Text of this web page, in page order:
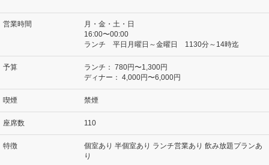
営業時間
月・金・土・日
16:00〜00:00
ランチ 平日月曜日～金曜日 1130分～14時迄
予算 ランチ： 780円〜1,300円
ディナー： 4,000円〜6,000円
喫煙 禁煙
座席数 110
特徴
個室あり 半個室あり ランチ営業あり 飲み放題プランあ
り